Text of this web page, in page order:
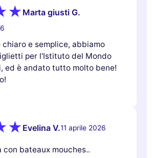
Marta giusti G.
e semplice, abbiamo
per l'Istituto del Mondo
ed è andato tutto molto bene!
Evelina V.11 aprile 2026
con bateaux mouches..